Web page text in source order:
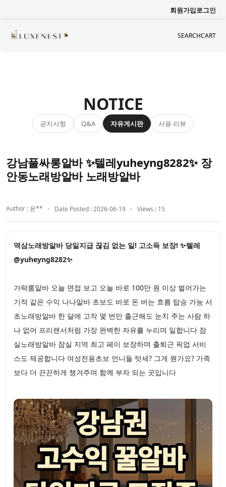
회원가입로그인
SEARCHCART
NOTICE
공지사항 Q&A 자유게시판 사용 리뷰
강남풀싸롱알바 ✨텔레yuheyng8282✨ 장
안동노래방알바 노래방알바
Author : 윤** Date Posted : 2026-06-19 Views : 15
역삼노래방알바 당일지급 끊김 없는 일! 고소득 보장! ✨텔레
@yuheyng8282✨
가락룸알바 오늘 면접 보고 오늘 바로 100만 원 이상 벌어가는
기적 같은 수익 나나알바 초보도 바로 돈 버는 흐름 탑승 가능 서
초노래방알바 한 달에 고작 몇 번만 출근해도 눈치 주는 사람 하
나 없어 프리랜서처럼 가장 완벽한 자유를 누리며 일합니다 잠
실노래방알바 잠실 지역 최고 페이 보장하며 출퇴근 픽업 서비
스도 제공합니다 여성전용초보 언니들 텃세? 그게 뭔가요? 가족
보다 더 끈끈하게 챙겨주며 함께 부자 되는 곳입니다